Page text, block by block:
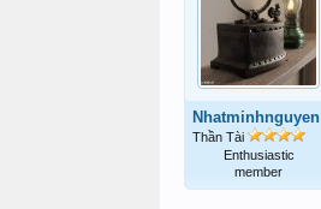
Nhatminhnguyen
Thần Tài
Enthusiastic
member